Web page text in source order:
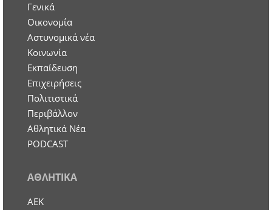
Γενικά
Οικονομία
Aστυνομικά νέα
Κοινωνία
Εκπαίδευση
Επιχειρήσεις
Πολιτιστικά
Περιβάλλον
Αθλητικά Νέα
PODCAST
ΑΘΛΗΤΙΚΑ
ΑΕΚ